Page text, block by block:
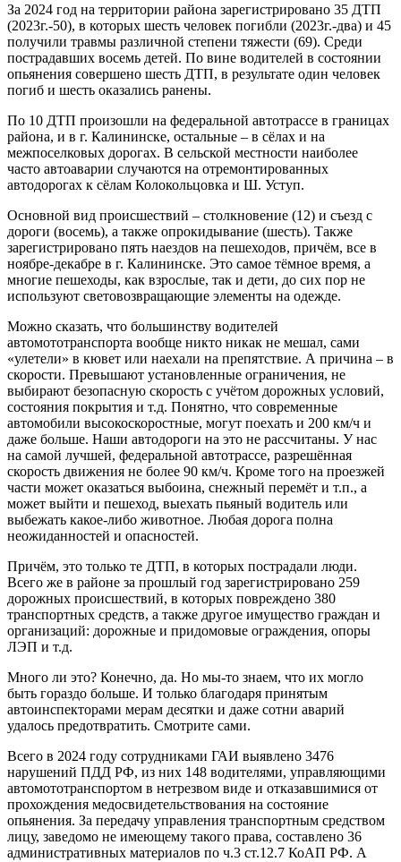
За 2024 год на территории района зарегистрировано 35 ДТП
(2023г.-50), в которых шесть человек погибли (2023г.-два) и 45
получили травмы различной степени тяжести (69). Среди
пострадавших восемь детей. По вине водителей в состоянии
опьянения совершено шесть ДТП, в результате один человек
погиб и шесть оказались ранены.
По 10 ДТП произошли на федеральной автотрассе в границах
района, и в г. Калининске, остальные – в сёлах и на
межпоселковых дорогах. В сельской местности наиболее
часто автоаварии случаются на отремонтированных
автодорогах к сёлам Колокольцовка и Ш. Уступ.
Основной вид происшествий – столкновение (12) и съезд с
дороги (восемь), а также опрокидывание (шесть). Также
зарегистрировано пять наездов на пешеходов, причём, все в
ноябре-декабре в г. Калининске. Это самое тёмное время, а
многие пешеходы, как взрослые, так и дети, до сих пор не
используют световозвращающие элементы на одежде.
Можно сказать, что большинству водителей
автомототранспорта вообще никто никак не мешал, сами
«улетели» в кювет или наехали на препятствие. А причина – в
скорости. Превышают установленные ограничения, не
выбирают безопасную скорость с учётом дорожных условий,
состояния покрытия и т.д. Понятно, что современные
автомобили высокоскоростные, могут поехать и 200 км/ч и
даже больше. Наши автодороги на это не рассчитаны. У нас
на самой лучшей, федеральной автотрассе, разрешённая
скорость движения не более 90 км/ч. Кроме того на проезжей
части может оказаться выбоина, снежный перемёт и т.п., а
может выйти и пешеход, выехать пьяный водитель или
выбежать какое-либо животное. Любая дорога полна
неожиданностей и опасностей.
Причём, это только те ДТП, в которых пострадали люди.
Всего же в районе за прошлый год зарегистрировано 259
дорожных происшествий, в которых повреждено 380
транспортных средств, а также другое имущество граждан и
организаций: дорожные и придомовые ограждения, опоры
ЛЭП и т.д.
Много ли это? Конечно, да. Но мы-то знаем, что их могло
быть гораздо больше. И только благодаря принятым
автоинспекторами мерам десятки и даже сотни аварий
удалось предотвратить. Смотрите сами.
Всего в 2024 году сотрудниками ГАИ выявлено 3476
нарушений ПДД РФ, из них 148 водителями, управляющими
автомототранспортом в нетрезвом виде и отказавшимися от
прохождения медосвидетельствования на состояние
опьянения. За передачу управления транспортным средством
лицу, заведомо не имеющему такого права, составлено 36
административных материалов по ч.3 ст.12.7 КоАП РФ. А